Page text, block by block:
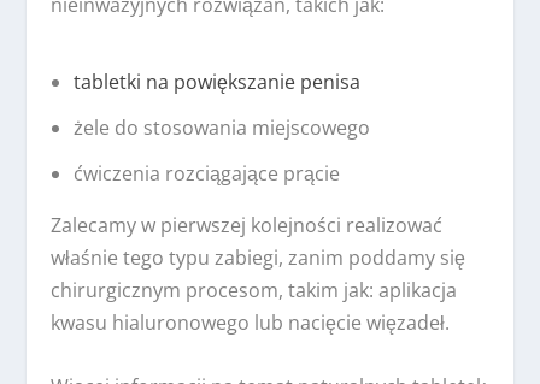
tabletki na powiększanie penisa
żele do stosowania miejscowego
ćwiczenia rozciągające prącie
Zalecamy w pierwszej kolejności realizować
właśnie tego typu zabiegi, zanim poddamy się
chirurgicznym procesom, takim jak: aplikacja
kwasu hialuronowego lub nacięcie więzadeł.